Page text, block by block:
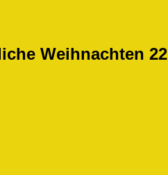
Weihnachten 22